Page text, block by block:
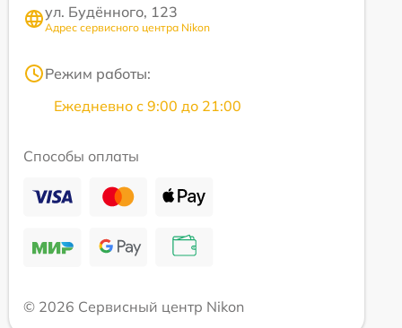
ул. Будённого, 123
Адрес сервисного центра Nikon
Режим работы:
Ежедневно с 9:00 до 21:00
Способы оплаты
© 2026 Сервисный центр Nikon